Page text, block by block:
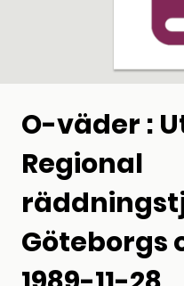
O-väder :
Regional
Göteborgs